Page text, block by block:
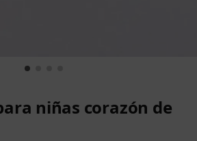
niñas corazón de